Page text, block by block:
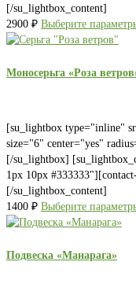
[/su_lightbox_content]
2900 ₽ Выберите
Моносерьга «Роза
[su_lightbox type="inline"
size="6" center="yes"
[/su_lightbox]
1px 10px
[/su_lightbox_content]
1400 ₽ Выберите
Подвеска «Манарага»